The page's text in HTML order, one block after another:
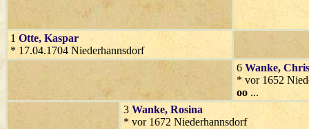
1 Otte, Kaspar
* 17.04.1704 Niederhannsdorf
6 Wanke,
* vor 1652
oo ...
3 Wanke, Rosina
* vor 1672 Niederhannsdorf